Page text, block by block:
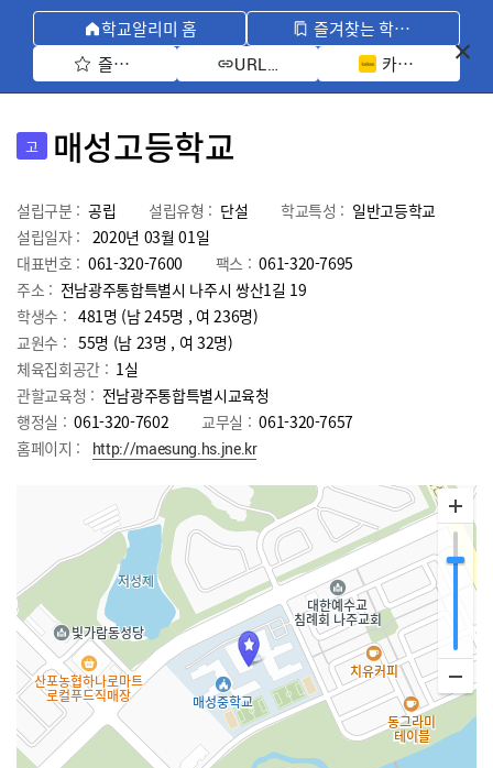
학교알리미 홈
즐겨찾는 학교 모아보기
즐겨찾기 선택
URL 복사 카카오톡 공유
고 매성고등학교
설립구분 : 공립 설립유형 : 단설 학교특성 : 일반고등학교
설립일자 : 2020년 03월 01일
대표번호 : 061-320-7600 팩스 : 061-320-7695
주소 : 전남광주통합특별시 나주시 쌍산1길 19
학생수 : 481명 (남 245명 , 여 236명)
교원수 : 55명 (남 23명 , 여 32명)
체육집회공간 : 1실
관할교육청 : 전남광주통합특별시교육청
행정실 : 061-320-7602 교무실 : 061-320-7657
홈페이지 :
http://maesung.hs.jne.kr